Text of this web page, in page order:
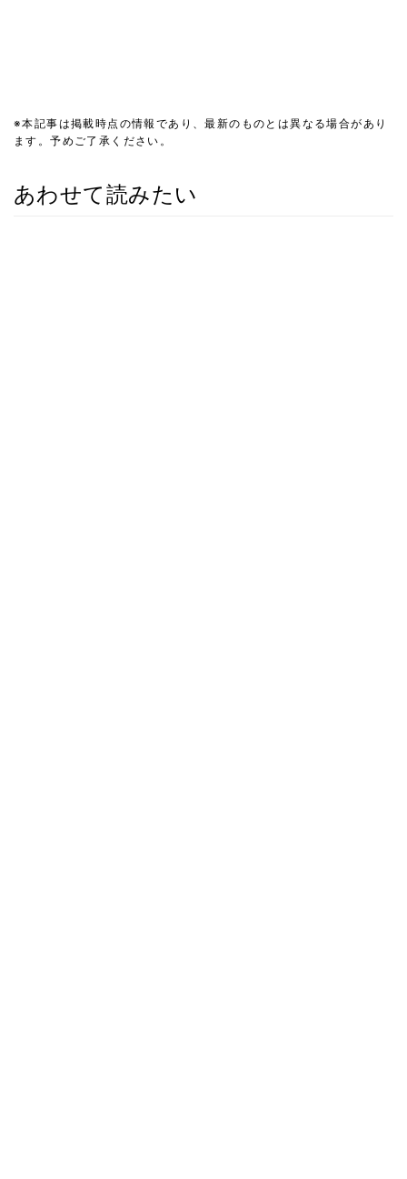
※本記事は掲載時点の情報であり、最新のものとは異なる場合があり
ます。予めご了承ください。
あわせて読みたい